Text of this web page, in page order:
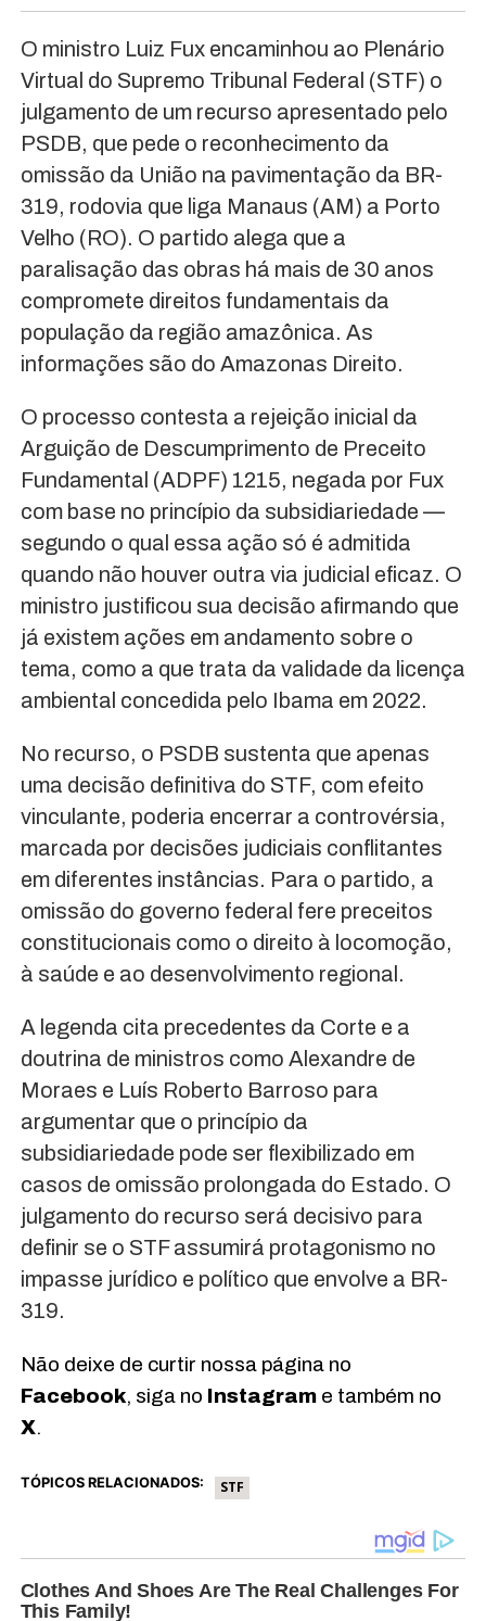
O ministro Luiz Fux encaminhou ao Plenário
Virtual do Supremo Tribunal Federal (STF) o
julgamento de um recurso apresentado pelo
PSDB, que pede o reconhecimento da
omissão da União na pavimentação da BR-
319, rodovia que liga Manaus (AM) a Porto
Velho (RO). O partido alega que a
paralisação das obras há mais de 30 anos
compromete direitos fundamentais da
população da região amazônica. As
informações são do Amazonas Direito.
O processo contesta a rejeição inicial da
Arguição de Descumprimento de Preceito
Fundamental (ADPF) 1215, negada por Fux
com base no princípio da subsidiariedade —
segundo o qual essa ação só é admitida
quando não houver outra via judicial eficaz. O
ministro justificou sua decisão afirmando que
já existem ações em andamento sobre o
tema, como a que trata da validade da licença
ambiental concedida pelo Ibama em 2022.
No recurso, o PSDB sustenta que apenas
uma decisão definitiva do STF, com efeito
vinculante, poderia encerrar a controvérsia,
marcada por decisões judiciais conflitantes
em diferentes instâncias. Para o partido, a
omissão do governo federal fere preceitos
constitucionais como o direito à locomoção,
à saúde e ao desenvolvimento regional.
A legenda cita precedentes da Corte e a
doutrina de ministros como Alexandre de
Moraes e Luís Roberto Barroso para
argumentar que o princípio da
subsidiariedade pode ser flexibilizado em
casos de omissão prolongada do Estado. O
julgamento do recurso será decisivo para
definir se o STF assumirá protagonismo no
impasse jurídico e político que envolve a BR-
319.
Não deixe de curtir nossa página no
Facebook, siga no Instagrame também no
X.
TÓPICOS RELACIONADOS: STF